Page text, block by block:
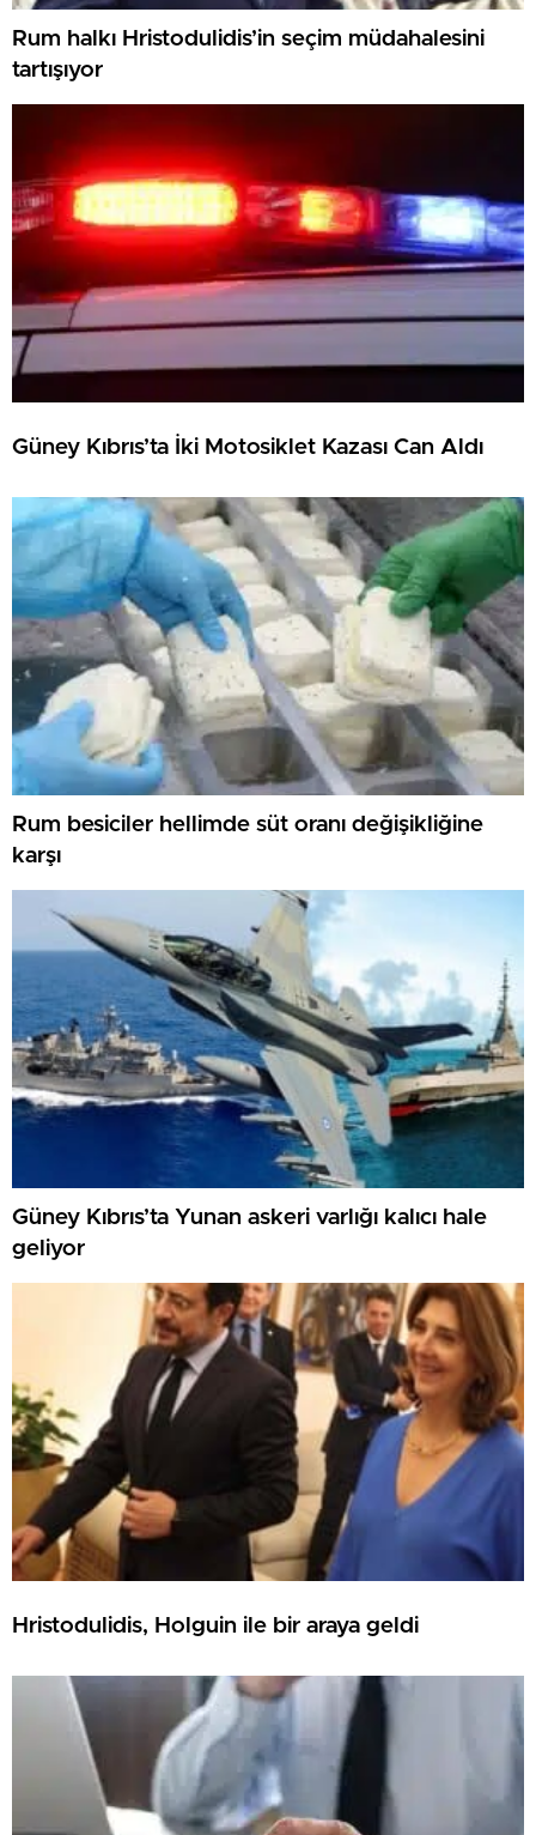
Rum halkı Hristodulidis’in seçim müdahalesini
tartışıyor
Güney Kıbrıs’ta İki Motosiklet Kazası Can Aldı
Rum besiciler hellimde süt oranı değişikliğine
karşı
Güney Kıbrıs’ta Yunan askeri varlığı kalıcı hale
geliyor
Hristodulidis, Holguin ile bir araya geldi